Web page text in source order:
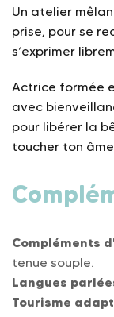
Un atelier
prise, pour se
s’exprimer
Actrice formée
avec
pour libérer la
toucher ton
Compléments
tenue souple.
Langues
Tourisme